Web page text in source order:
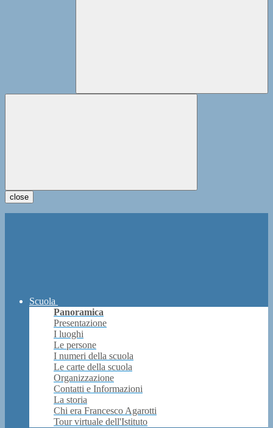
close
Scuola
Panoramica
Presentazione
I luoghi
Le persone
I numeri della scuola
Le carte della scuola
Organizzazione
Contatti e Informazioni
La storia
Chi era Francesco Agarotti
Tour virtuale dell'Istituto